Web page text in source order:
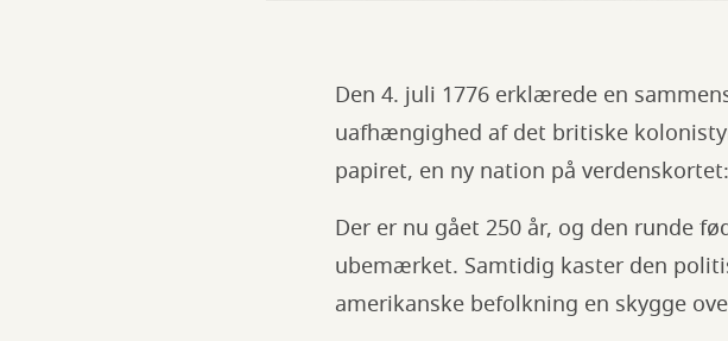
Den 4. juli 1776 erklærede en
uafhængighed af det britiske
papiret, en ny nation på
Der er nu gået 250 år, og den runde
ubemærket. Samtidig kaster den
amerikanske befolkning en skygge